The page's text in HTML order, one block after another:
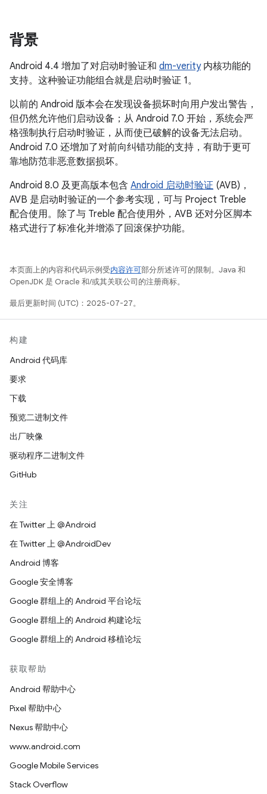
背景
Android 4.4 增加了对启动时验证和 dm-verity内核功能的
支持。这种验证功能组合就是启动时验证 1。
以前的 Android 版本会在发现设备损坏时向用户发出警告，
但仍然允许他们启动设备；从 Android 7.0 开始，系统会严
格强制执行启动时验证，从而使已破解的设备无法启动。
Android 7.0 还增加了对前向纠错功能的支持，有助于更可
靠地防范非恶意数据损坏。
Android 8.0 及更高版本包含 Android 启动时验证 (AVB)，
AVB 是启动时验证的一个参考实现，可与 Project Treble
配合使用。除了与 Treble 配合使用外，AVB 还对分区脚本
格式进行了标准化并增添了回滚保护功能。
本页面上的内容和代码示例受内容许可部分所述许可的限制。Java 和
OpenJDK 是 Oracle 和/或其关联公司的注册商标。
最后更新时间 (UTC)：2025-07-27。
构建
Android 代码库
要求
下载
预览二进制文件
出厂映像
驱动程序二进制文件
GitHub
关注
在 Twitter 上 @Android
在 Twitter 上 @AndroidDev
Android 博客
Google 安全博客
Google 群组上的 Android 平台论坛
Google 群组上的 Android 构建论坛
Google 群组上的 Android 移植论坛
获取帮助
Android 帮助中心
Pixel 帮助中心
Nexus 帮助中心
www.android.com
Google Mobile Services
Stack Overflow